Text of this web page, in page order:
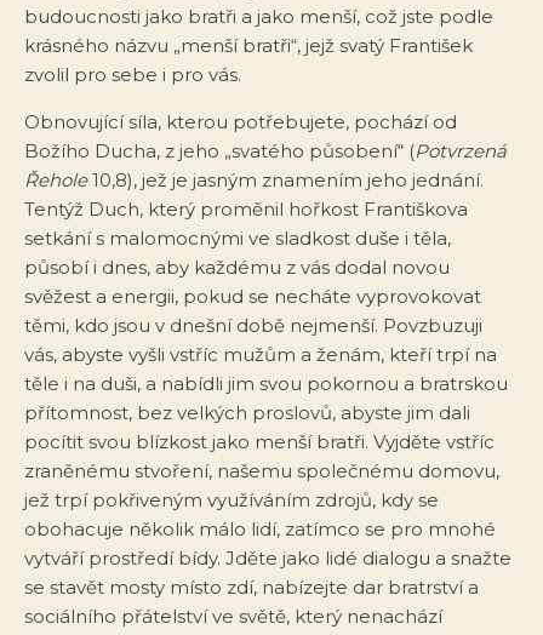
budoucnosti jako bratři a jako menší, což jste podle
krásného názvu „menší bratři“, jejž svatý František
zvolil pro sebe i pro vás.
Obnovující síla, kterou potřebujete, pochází od
Božího Ducha, z jeho „svatého působení“ (Potvrzená
Řehole10,8), jež je jasným znamením jeho jednání.
Tentýž Duch, který proměnil hořkost Františkova
setkání s malomocnými ve sladkost duše i těla,
působí i dnes, aby každému z vás dodal novou
svěžest a energii, pokud se necháte vyprovokovat
těmi, kdo jsou v dnešní době nejmenší. Povzbuzuji
vás, abyste vyšli vstříc mužům a ženám, kteří trpí na
těle i na duši, a nabídli jim svou pokornou a bratrskou
přítomnost, bez velkých proslovů, abyste jim dali
pocítit svou blízkost jako menší bratři. Vyjděte vstříc
zraněnému stvoření, našemu společnému domovu,
jež trpí pokřiveným využíváním zdrojů, kdy se
obohacuje několik málo lidí, zatímco se pro mnohé
vytváří prostředí bídy. Jděte jako lidé dialogu a snažte
se stavět mosty místo zdí, nabízejte dar bratrství a
sociálního přátelství ve světě, který nenachází